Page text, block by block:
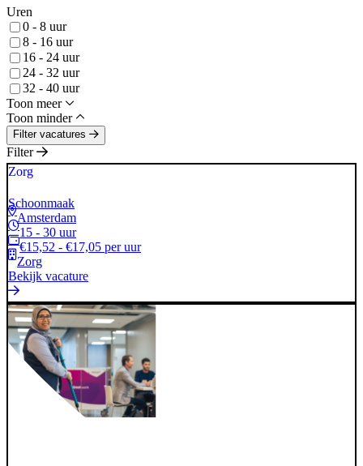
Uren
0 - 8 uur
8 - 16 uur
16 - 24 uur
24 - 32 uur
32 - 40 uur
Toon meer
Toon minder
Filter vacatures
Filter
Zorg
Schoonmaak
Amsterdam
15 - 30 uur
€15,52 - €17,05 per uur
Zorg
Bekijk vacature